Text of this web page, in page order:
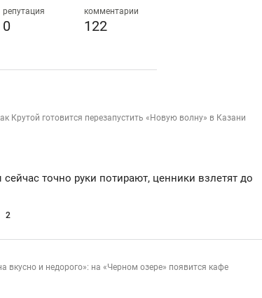
репутация
0
комментарии
122
Крутой готовится перезапустить «Новую волну» в Казани
точно руки потирают, ценники взлетят до
2
вкусно и недорого»: на «Черном озере» появится кафе
и
«Готовые решения»
не заработать вообще,